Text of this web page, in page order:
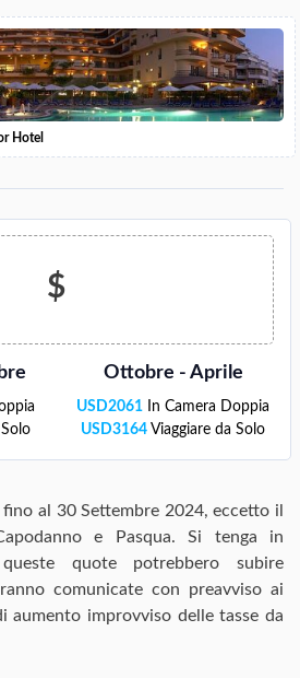
Hotel
$
Ottobre - Aprile
USD2061 In Camera Doppia
USD3164 Viaggiare da Solo
al 30 Settembre 2024, eccetto il
e Pasqua. Si tenga in
quote potrebbero subire
comunicate con preavviso ai
aumento improvviso delle tasse da